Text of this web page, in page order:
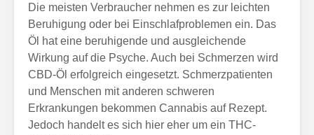
Die meisten Verbraucher nehmen es zur leichten
Beruhigung oder bei Einschlafproblemen ein. Das
Öl hat eine beruhigende und ausgleichende
Wirkung auf die Psyche. Auch bei Schmerzen wird
CBD-Öl erfolgreich eingesetzt. Schmerzpatienten
und Menschen mit anderen schweren
Erkrankungen bekommen Cannabis auf Rezept.
Jedoch handelt es sich hier eher um ein THC-